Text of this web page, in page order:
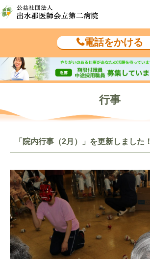
電話をかける
行事
「院内行事（2月）」を更新しました！